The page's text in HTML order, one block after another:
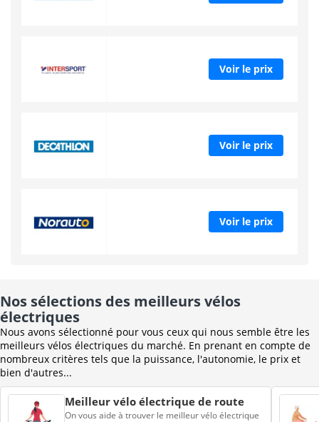
Voir le prix
Voir le prix
Voir le prix
Nos sélections des meilleurs vélos
électriques
Nous avons sélectionné pour vous ceux qui nous semble être les
meilleurs vélos électriques du marché. En prenant en compte de
nombreux critères tels que la puissance, l'autonomie, le prix et
bien d'autres...
Meilleur vélo électrique de route
On vous aide à trouver le meilleur vélo électrique